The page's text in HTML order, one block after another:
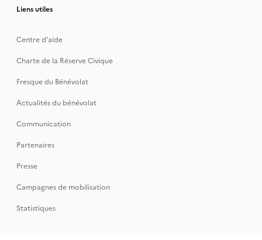
Liens utiles
Centre d'aide
Charte de la Réserve Civique
Fresque du Bénévolat
Actualités du bénévolat
Communication
Partenaires
Presse
Campagnes de mobilisation
Statistiques